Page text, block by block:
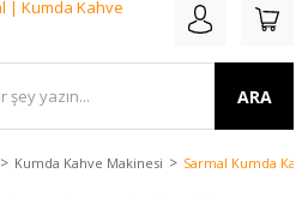
ARA
Kumda Kahve Makinesi Sarmal Kumda